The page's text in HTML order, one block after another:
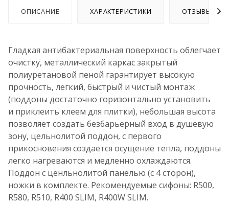
ОПИСАНИЕ ХАРАКТЕРИСТИКИ ОТЗЫВЫ
Гладкая антибактериальная поверхность облегчает
очистку, металлический каркас закрытый
полиуретановой пеной гарантирует высокую
прочность, легкий, быстрый и чистый монтаж
(поддоны достаточно горизонтально установить
и приклеить клеем для плитки), небольшая высота
позволяет создать безбарьерный вход в душевую
зону, цельнолитой поддон, с первого
прикосновения создается осущение тепла, поддоны
легко нагреваются и медленно охлаждаются.
Поддон с ценльнолитой панелью (с 4 сторон),
ножки в комплекте. Рекомендуемые сифоны: R500,
R580, R510, R400 SLIM, R400W SLIM.